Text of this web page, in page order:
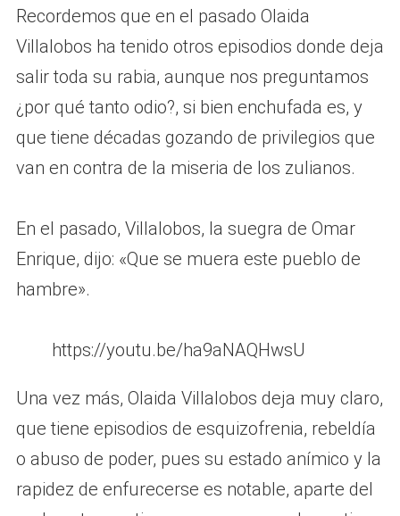
Recordemos que en el pasado Olaida
Villalobos ha tenido otros episodios donde deja
salir toda su rabia, aunque nos preguntamos
¿por qué tanto odio?, si bien enchufada es, y
que tiene décadas gozando de privilegios que
van en contra de la miseria de los zulianos.
En el pasado, Villalobos, la suegra de Omar
Enrique, dijo: «Que se muera este pueblo de
hambre».
https://youtu.be/ha9aNAQHwsU
Una vez más, Olaida Villalobos deja muy claro,
que tiene episodios de esquizofrenia, rebeldía
o abuso de poder, pues su estado anímico y la
rapidez de enfurecerse es notable, aparte del